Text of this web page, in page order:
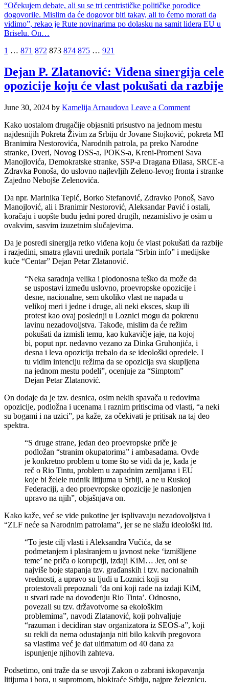
“Očekujem debate, ali su se tri centrističke političke porodice
dogovorile. Mislim da će dogovor biti takav, ali to ćemo morati da
vidimo”, rekao je Rute novinarima po dolasku na samit lidera EU u
Briselu. On…
Posts
pagination
1 … 871 872 873 874 875 … 921
Dejan P. Zlatanović: Viđena sinergija cele
opozicije koju će vlast pokušati da razbije
June 30, 2024 by Kamelija Arnaudova Leave a Comment
Kako uostalom drugačije objasniti prisustvo na jednom mestu
najdesnijih Pokreta Živim za Srbiju dr Jovane Stojković, pokreta MI
Branimira Nestorovića, Narodnih patrola, pa preko Narodne
stranke, Dveri, Novog DSS-a, POKS-a, Kreni-Promeni Sava
Manojlovića, Demokratske stranke, SSP-a Dragana Đilasa, SRCE-a
Zdravka Ponoša, do uslovno najlevljih Zeleno-levog fronta i stranke
Zajedno Nebojše Zelenovića.
Da npr. Marinika Tepić, Borko Stefanović, Zdravko Ponoš, Savo
Manojlović, ali i Branimir Nestorović, Aleksandar Pavić i ostali,
koračaju i uopšte budu jedni pored drugih, nezamislivo je osim u
ovakvim, sasvim izuzetnim slučajevima.
Da je posredi sinergija retko viđena koju će vlast pokušati da razbije
i razjedini, smatra glavni urednik portala “Srbin info” i medijske
kuće “Centar” Dejan Petar Zlatanović.
“Neka saradnja velika i plodonosna teško da može da
se uspostavi između uslovno, proevropske opozicije i
desne, nacionalne, sem ukoliko vlast ne napada u
velikoj meri i jedne i druge, ali neki eksces, skup ili
protest kao ovaj poslednji u Loznici mogu da pokrenu
lavinu nezadovoljstva. Takođe, mislim da će režim
pokušati da izmisli temu, kao kukavičje jaje, na kojoj
bi, poput npr. nedavno vezano za Dinka Gruhonjića, i
desna i leva opozicija trebalo da se ideološki opredele. I
tu vidim intenciju režima da se opozicija sva skupljena
na jednom mestu podeli”, ocenjuje za “Simptom”
Dejan Petar Zlatanović.
On dodaje da je tzv. desnica, osim nekih spavača u redovima
opozicije, podložna i ucenama i raznim pritiscima od vlasti, “a neki
su bogami i na uzici”, pa kaže, za očekivati je pritisak na taj deo
spektra.
“S druge strane, jedan deo proevropske priče je
podložan “stranim okupatorima” i ambasadama. Ovde
je konkretno problem u tome što se vidi da je, kada je
reč o Rio Tintu, problem u zapadnim zemljama i EU
koje bi želele rudnik litijuma u Srbiji, a ne u Ruskoj
Federaciji, a deo proevropske opozicije je naslonjen
upravo na njih”, objašnjava on.
Kako kaže, već se vide pukotine jer isplivavaju nezadovoljstva i
“ZLF neće sa Narodnim patrolama”, jer se ne slažu ideološki itd.
“To jeste cilj vlasti i Aleksandra Vučića, da se
podmetanjem i plasiranjem u javnost neke ‘izmišljene
teme’ ne priča o korupciji, izdaji KiM… Jer, oni se
najviše boje stapanja tzv. građanskih i tzv. nacionalnih
vrednosti, a upravo su ljudi u Loznici koji su
protestovali prepoznali ‘da oni koji rade na izdaji KiM,
u stvari rade na dovođenju Rio Tinta’. Odnosno,
povezali su tzv. državotvorne sa ekološkim
problemima”, navodi Zlatanović, koji pohvaljuje
“razuman i decidiran stav organizatora iz SEOS-a”, koji
su rekli da nema odustajanja niti bilo kakvih pregovora
sa vlastima već je dat ultimatum od 40 dana za
ispunjenje njihovih zahteva.
Podsetimo, oni traže da se usvoji Zakon o zabrani iskopavanja
litijuma i bora, u suprotnom, blokiraće Srbiju, najpre železnicu.